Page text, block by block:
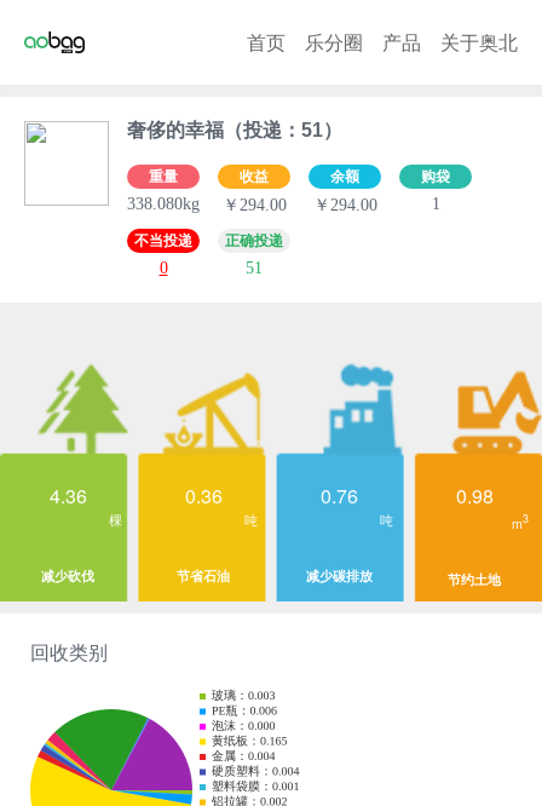
首页 乐分圈 产品 关于奥北
奢侈的幸福（投递：51）
重量
338.080kg
收益
￥294.00
余额
￥294.00
购袋
1
不当投递
0
正确投递
51
4.36
棵
减少砍伐
0.36
吨
节省石油
0.76
吨
减少碳排放
0.98
m3
节约土地
回收类别